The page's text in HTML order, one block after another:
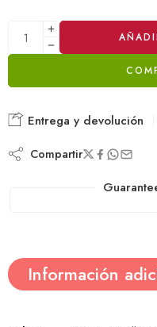
Alternative:
Entrega y devolución
Compartir
Información